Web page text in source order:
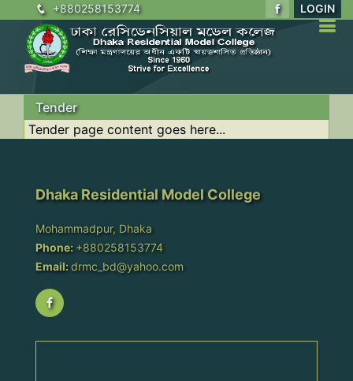
+880258153774 LOGIN
Tender
Tender page content goes here...
Dhaka Residential Model College
Mohammadpur, Dhaka
Phone: +880258153774
Email: drmc_bd@yahoo.com